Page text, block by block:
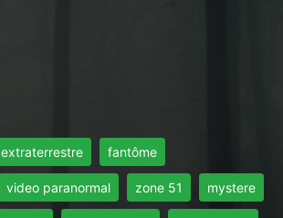
extraterrestre fantôme
video paranormal zone 51 mystere